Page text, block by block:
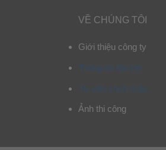
VỀ CHÚNG TÔI
Giới thiệu công ty
Thông tin liên hệ
Tư vấn chọn mẫu
Ảnh thi công